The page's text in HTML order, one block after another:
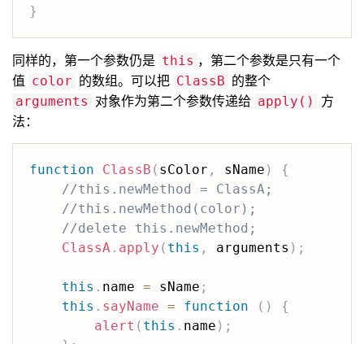
}
同样的，第一个参数仍是 this ，第二个参数是只有一个
值 color 的数组。可以把 ClassB 的整个
arguments 对象作为第二个参数传递给 apply()
方
法：
function ClassB ( sColor , sName )
{
//this.newMethod = ClassA;
//this.newMethod(color);
//delete this.newMethod;
ClassA . apply ( this , arguments ) ;
this . name = sName ;
this . sayName = function ( )
{
alert ( this . name ) ;